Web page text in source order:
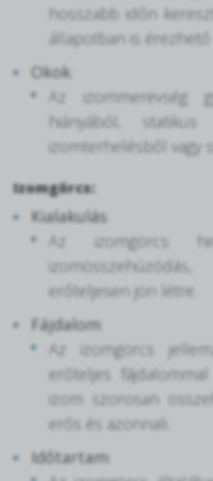
hosszabb időn
állapotban is érezhető
Okok
Az izommerevség
hiányából,
izomterhelésből vagy
Izomgörcs:
Kialakulás
Az izomgörcs
erőteljesen jön létre.
Fájdalom
Az izomgörcs
erőteljes
izom szorosan
erős és azonnali.
Időtartam